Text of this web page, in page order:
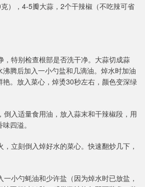
），4-5瓣大蒜，2个干辣椒（不吃辣可省
，特别检查根部是否洗干净。大蒜切成蒜
腾后加入一小勺盐和几滴油。焯水时加油
。放入菜心，焯烫30秒左右，颜色变深绿
倒入适量食用油，放入蒜末和干辣椒段，用
四溢。
立刻倒入焯好水的菜心。快速翻炒几下，
小勺蚝油和少许盐（因为焯水时已放盐，